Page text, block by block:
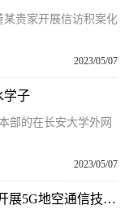
某贵家开展信访积案化
2023/05/07
学子
部的在长安大学外网
2023/05/07
消息！事关“天上”网速！中国移动获批开展5G地空通信技术试验